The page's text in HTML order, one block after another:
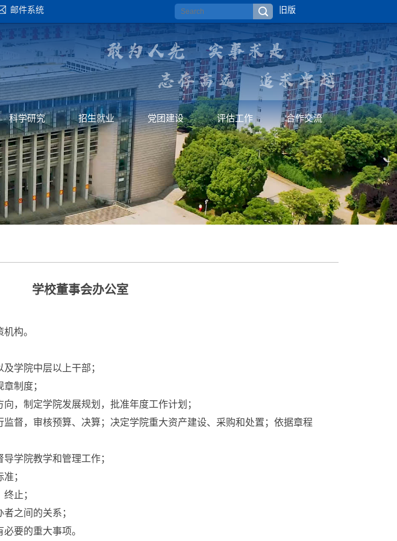
邮件系统 旧版
科学研究 招生就业 党团建设 评估工作 合作交流
学校董事会办公室
构。
学院中层以上干部；
制度；
，制定学院发展规划，批准年度工作计划；
监督，审核预算、决算；决定学院重大资产建设、采购和处置；依据章程
学院教学和管理工作；
；
止；
之间的关系；
要的重大事项。